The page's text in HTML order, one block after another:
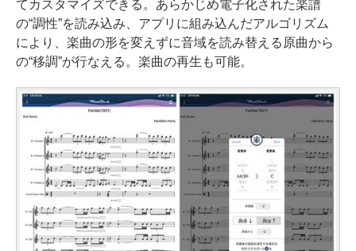
てカスタマイズできる。あらかじめ電子化された楽譜
の“調性”を読み込み、アプリに組み込んだアルゴリズム
により、楽曲の形を変えずに音域を読み替える原曲から
の“移調”が行なえる。楽曲の再生も可能。